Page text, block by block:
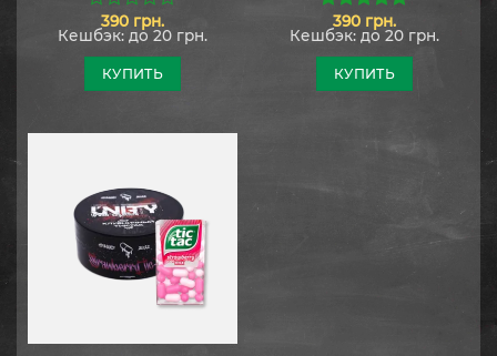
из
5
390 грн.
Кешбэк: до 20 грн.
КУПИТЬ
5.00из 5
390 грн.
Кешбэк: до 20 грн.
КУПИТЬ